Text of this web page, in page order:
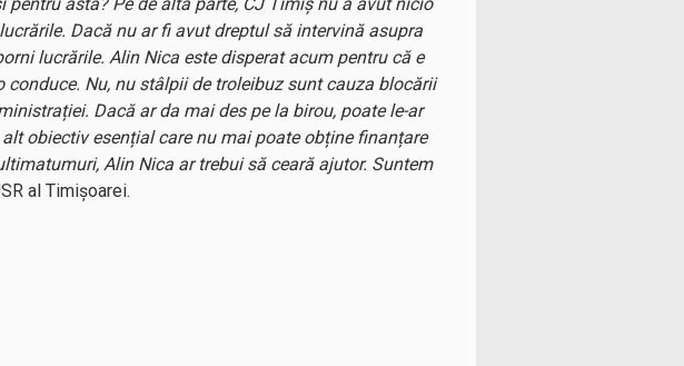
Dacă nu ar fi avut dreptul să intervină asupra
lucrările. Alin Nica este disperat acum pentru că e
Nu, nu stâlpii de troleibuz sunt cauza blocării
Dacă ar da mai des pe la birou, poate le-ar
obiectiv esențial care nu mai poate obține finanțare
Alin Nica ar trebui să ceară ajutor. Suntem
al Timișoarei.